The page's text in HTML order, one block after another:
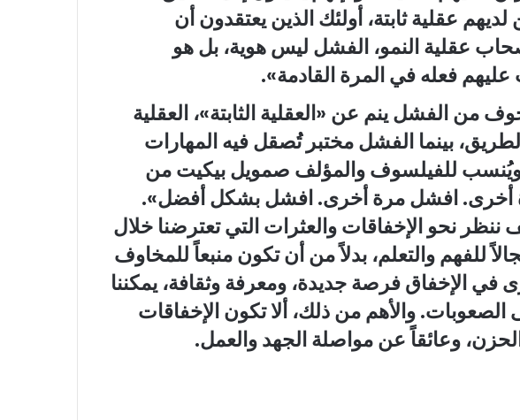
عقلية ثابتة، أولئك الذين يعتقدون أن
عقلية النمو، الفشل ليس هوية، بل هو
فعله في المرة القادمة».
من الفشل ينم عن «العقلية الثابتة»، العقلية
الطريق، بينما الفشل مختبر تُصقل فيه المهارات
ويُنسب للفيلسوف والمؤلف صمويل بيكيت من
أخرى. افشل مرة أخرى. افشل بشكل أفضل».
ننظر نحو الإخفاقات والعثرات التي تعترضنا خلال
للفهم والتعلم، بدلاً من أن تكون منبعاً للمخاوف
في الإخفاق فرصة جديدة، ومعرفة وثقافة، يمكننا
الصعوبات. والأهم من ذلك، ألا تكون الإخفاقات
وعائقاً عن مواصلة الجهد والعمل.